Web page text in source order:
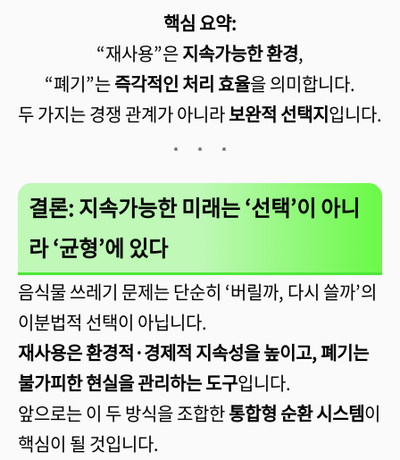
핵심 요약:
“재사용”은지속가능한 환경,
“폐기”는즉각적인 처리 효율을 의미합니다.
두 가지는 경쟁 관계가 아니라보완적 선택지입니다.
결론: 지속가능한 미래는 ‘선택’이 아니
라 ‘균형’에 있다
음식물 쓰레기 문제는 단순히 ‘버릴까, 다시 쓸까’의
이분법적 선택이 아닙니다.
재사용은 환경적·경제적 지속성을 높이고, 폐기는
불가피한 현실을 관리하는 도구입니다.
앞으로는 이 두 방식을 조합한통합형 순환 시스템이
핵심이 될 것입니다.